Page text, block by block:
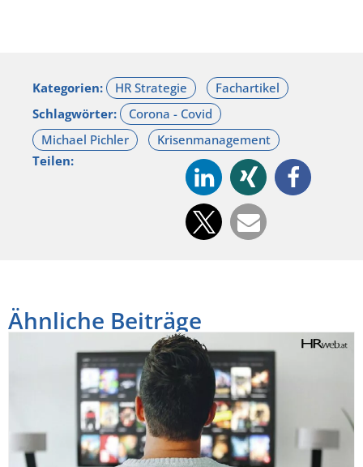
Kategorien:
Schlagwörter:
Teilen:
Ähnliche Beiträge